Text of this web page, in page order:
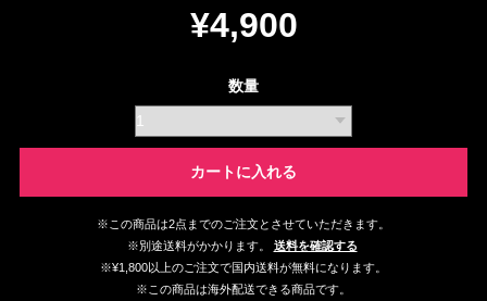
¥4,900
数量
カートに入れる
※この商品は2点までのご注文とさせていただきます。
※別途送料がかかります。
送料を確認する
※¥1,800以上のご注文で国内送料が無料になります。
※この商品は海外配送できる商品です。